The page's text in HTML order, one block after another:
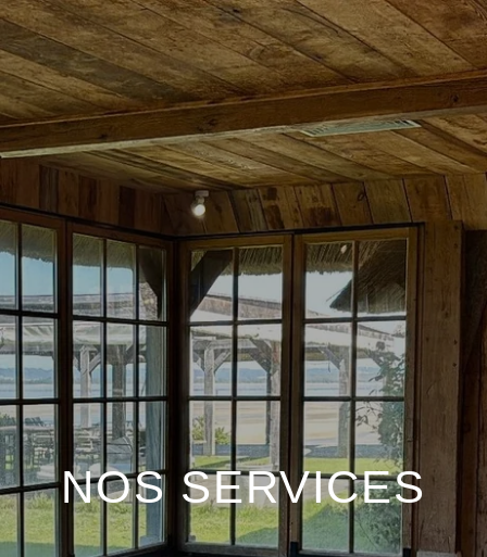
NOS SERVICES